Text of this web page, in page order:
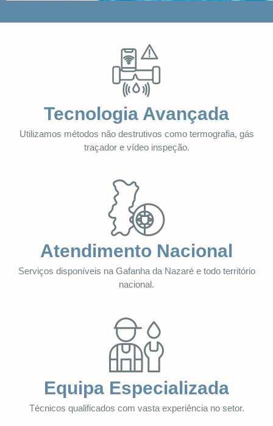
Tecnologia Avançada
Utilizamos métodos não destrutivos como termografia, gás
traçador e vídeo inspeção.
Atendimento Nacional
Serviços disponíveis na Gafanha da Nazaré e todo território
nacional.
Equipa Especializada
Técnicos qualificados com vasta experiência no setor.